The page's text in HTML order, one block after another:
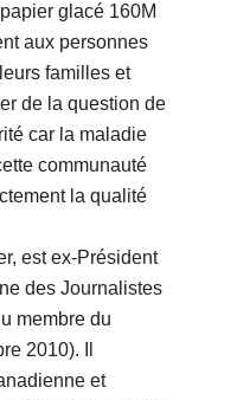
glacé 160M
aux personnes
familles et
de la question de
car la maladie
communauté
la qualité
est ex-Président
des Journalistes
membre du
2010). Il
et